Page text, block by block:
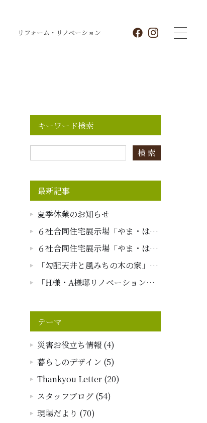
リフォーム・ リノベーション
キーワード検索
検 索
最新記事
夏季休業のお知らせ
６社合同住宅展示場「やま・は
ぴ」グランドオープンイベントレ
ポート
６社合同住宅展示場「やま・は
ぴ」オープニングセレモニーイベ
ントレポート
「勾配天井と風みちの木の家」現
場レポート～引き渡し～
「H様・A様邸リノベーション工
テーマ
災害お役立ち情報 (4)
暮らしのデザイン (5)
Thankyou Letter (20)
スタッフブログ (54)
現場だより (70)